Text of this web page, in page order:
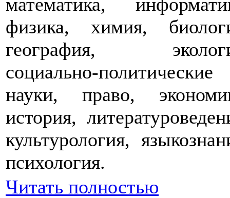
физика, химия,
география,
социально-политические
науки, право,
история,
культурология,
психология.
Читать полностью